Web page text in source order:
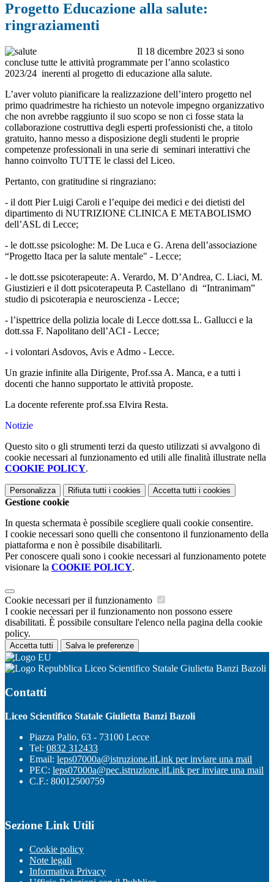
Progetto Educazione alla salute:
ringraziamenti
Il 18 dicembre 2023 si sono
concluse tutte le attività programmate per l’anno scolastico
2023/24 inerenti al progetto di educazione alla salute.
L’aver voluto pianificare la realizzazione dell’intero progetto nel
primo quadrimestre ha richiesto un notevole impegno organizzativo
che non avrebbe raggiunto il suo scopo se non ci fosse stata la
collaborazione costruttiva degli esperti professionisti che, a titolo
gratuito, hanno messo a disposizione degli studenti le proprie
competenze professionali in una serie di seminari interattivi che
hanno coinvolto TUTTE le classi del Liceo.
Pertanto, con gratitudine si ringraziano:
- il dott Pier Luigi Caroli e l’equipe dei medici e dei dietisti del
dipartimento di NUTRIZIONE CLINICA E METABOLISMO
dell’ASL di Lecce;
- le dott.sse psicologhe: M. De Luca e G. Arena dell’associazione
“Progetto Itaca per la salute mentale" - Lecce;
- le dott.sse psicoterapeute: A. Verardo, M. D’Andrea, C. Liaci, M.
Giustizieri e il dott psicoterapeuta P. Castellano di “Intranimam”
studio di psicoterapia e neuroscienza - Lecce;
- l’ispettrice della polizia locale di Lecce dott.ssa L. Gallucci e la
dott.ssa F. Napolitano dell’ACI - Lecce;
- i volontari Asdovos, Avis e Admo - Lecce.
Un grazie infinite alla Dirigente, Prof.ssa A. Manca, e a tutti i
docenti che hanno supportato le attività proposte.
La docente referente prof.ssa Elvira Resta.
Notizie
Questo sito o gli strumenti terzi da questo utilizzati si avvalgono di
cookie necessari al funzionamento ed utili alle finalità illustrate nella
COOKIE POLICY.
Personalizza Rifiuta tutti i cookies Accetta tutti i cookies
Gestione cookie
In questa schermata è possibile scegliere quali cookie consentire.
I cookie necessari sono quelli che consentono il funzionamento della
piattaforma e non è possibile disabilitarli.
Per conoscere quali sono i cookie necessari al funzionamento potete
visionare la COOKIE POLICY.
Cookie necessari per il funzionamento
I cookie necessari per il funzionamento non possono essere
disabilitati. È possibile consultare l'elenco nella pagina della cookie
policy.
Accetta tutti Salva le preferenze
Liceo Scientifico Statale Giulietta Banzi Bazoli
Contatti
Liceo Scientifico Statale Giulietta Banzi Bazoli
Piazza Palio, 63 - 73100 Lecce
Tel: 0832 312433
Email: leps07000a@istruzione.itLink per inviare una mail
PEC: leps07000a@pec.istruzione.itLink per inviare una mail
C.F.: 80012500759
Sezione Link Utili
Cookie policy
Note legali
Informativa Privacy